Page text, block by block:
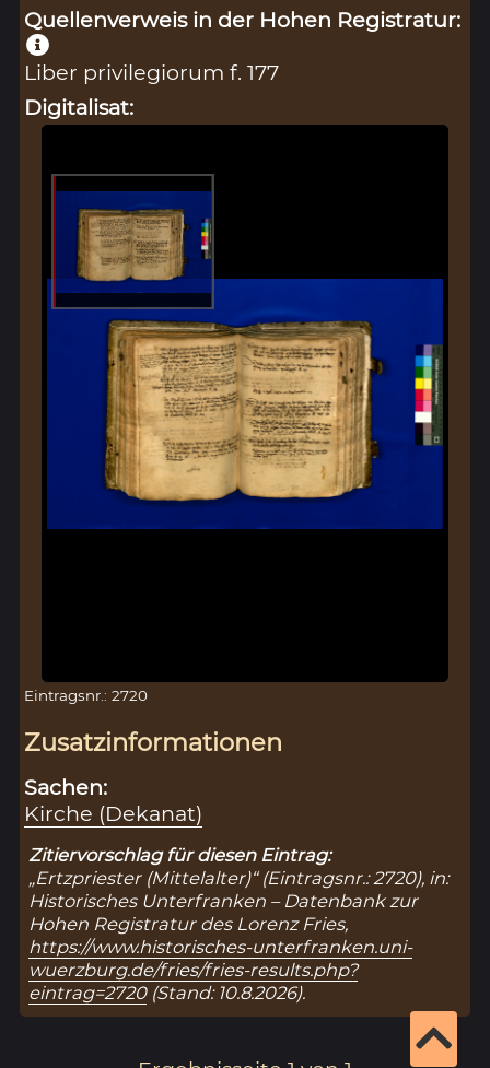
Quellenverweis in der Hohen Registratur:
Liber privilegiorum f. 177
Digitalisat:
Eintragsnr.: 2720
Zusatzinformationen
Sachen:
Kirche (Dekanat)
Zitiervorschlag für diesen Eintrag:
„Ertzpriester (Mittelalter)“ (Eintragsnr.: 2720), in:
Historisches Unterfranken – Datenbank zur
Hohen Registratur des Lorenz Fries,
https://www.historisches-unterfranken.uni-
wuerzburg.de/fries/fries-results.php?
eintrag=2720(Stand: 10.8.2026).